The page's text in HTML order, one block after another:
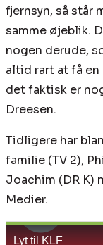
fjernsyn, så står
samme øjeblik.
nogen derude,
altid rart at få
det faktisk er
Dreesen.
Tidligere har
familie (TV 2),
Joachim (DR K)
Medier.